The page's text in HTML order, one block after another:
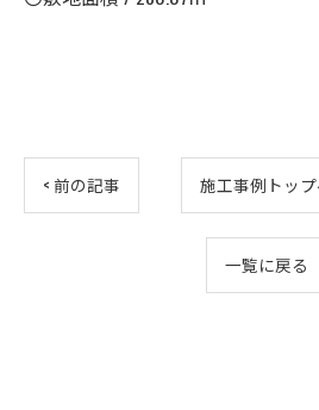
< 前の記事 施工事例トッ
一覧に戻る